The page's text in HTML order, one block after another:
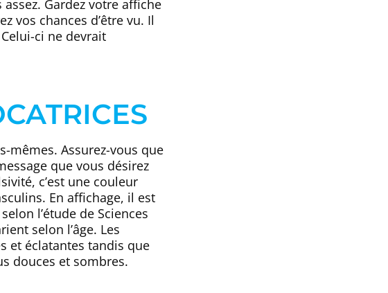
Gardez votre affiche
vos chances d’être vu. Il
ci ne devrait
mêmes. Assurez-vous que
que vous désirez
c’est une couleur
En affichage, il est
l’étude de Sciences
selon l’âge. Les
et éclatantes tandis que
douces et sombres.